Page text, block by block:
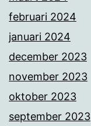
februari 2024
januari 2024
december 2023
november 2023
oktober 2023
september 2023